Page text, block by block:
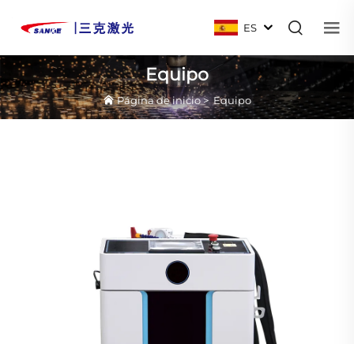
ES
Equipo
Página de inicio>Equipo